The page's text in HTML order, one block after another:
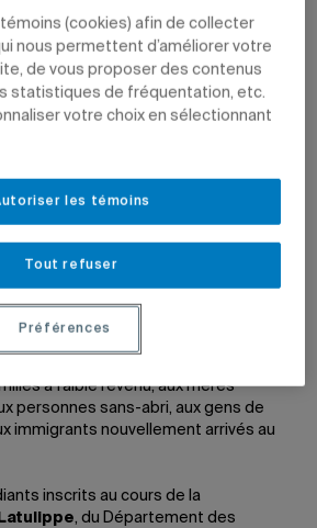
certain, à part la mort et les impôts…
de l’aide à l’ESG UQAM!Bien sûr,
légèrement la célèbre maxime de
diplomate américain Benjamin
UQAM, qui aura lieu les samedi
à faible revenu, aux mères
personnes sans-abri, aux gens de
immigrants nouvellement arrivés au
inscrits au cours de la
, du Département des
(cookies) afin de collecter
nous permettent d’améliorer votre
de vous proposer des contenus
statistiques de fréquentation, etc.
votre choix en sélectionnant
Tout refuser
les témoins
Préférences